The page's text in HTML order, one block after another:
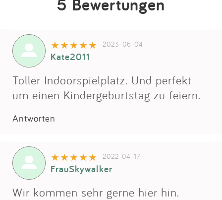
Partner
Kontakt
Anmelden
5 Bewertungen
2023-06-04
Kate2011
Toller Indoorspielplatz. Und perfekt
um einen Kindergeburtstag zu feiern.
Antworten
2022-04-17
FrauSkywalker
Wir kommen sehr gerne hier hin.